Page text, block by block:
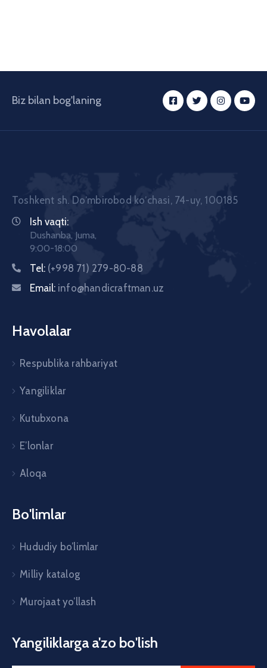
Biz bilan bog'laning
Toshkent sh. Doʼmbirobod koʼchasi, 74-uy, 100185
Ish vaqti:
Dushanba, Juma,
9:00-18:00
Tel: (+998 71) 279-80-88
Email: info@handicraftman.uz
Havolalar
Respublika rahbariyat
Yangiliklar
Kutubxona
E’lonlar
Aloqa
Bo'limlar
Hududiy bo’limlar
Milliy katalog
Murojaat yo’llash
Yangiliklarga a'zo bo'lish